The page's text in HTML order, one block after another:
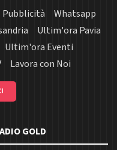
Pubblicità
Whatsapp
Ultim'ora Pavia
Ultim'ora Eventi
Lavora con Noi
GOLD